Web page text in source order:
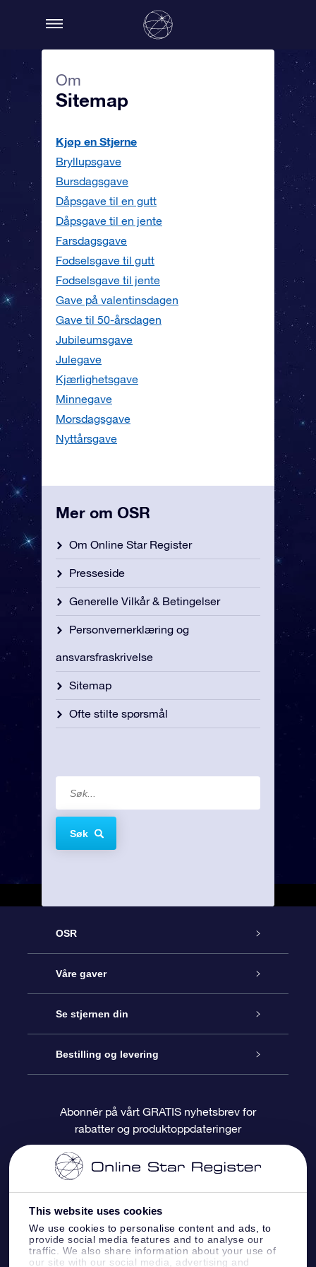
This website uses cookies
We use cookies to personalise content and ads, to
provide social media features and to analyse our
traffic. We also share information about your use of
our site with our social media, advertising and
Om
Sitemap
Kjøp en Stjerne
Bryllupsgave
Bursdagsgave
Dåpsgave til en gutt
Dåpsgave til en jente
Farsdagsgave
Fødselsgave til gutt
Fødselsgave til jente
Gave på valentinsdagen
Gave til 50-årsdagen
Jubileumsgave
Julegave
Kjærlighetsgave
Minnegave
Morsdagsgave
Nyttårsgave
Mer om OSR
Om Online Star Register
Presseside
Generelle Vilkår & Betingelser
Personvernerklæring og
ansvarsfraskrivelse
Sitemap
Ofte stilte spørsmål
Søk
OSR
Kundeservice
Kontakt oss
Bloggen
Anmeldelser
Våre gaver
Online Stjernegave
OSR Gavepakke
OSR-gavekortet
Bedriftsgaver
Se stjernen din
Star Register
Pesontilpasset stjerneside
One Million Stars
OSR Starsaver
Fly me to the Stars VR-app
Bestilling og levering
Betalingsinformasjon
Fraktinformasjon
Returpolicy
Stjernebildene
Abonnér på vårt GRATIS nyhetsbrev for
rabatter og produktoppdateringer